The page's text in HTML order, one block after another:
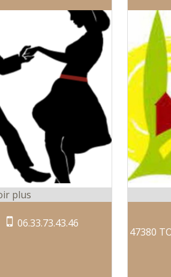
06.33.73.43.46
47380